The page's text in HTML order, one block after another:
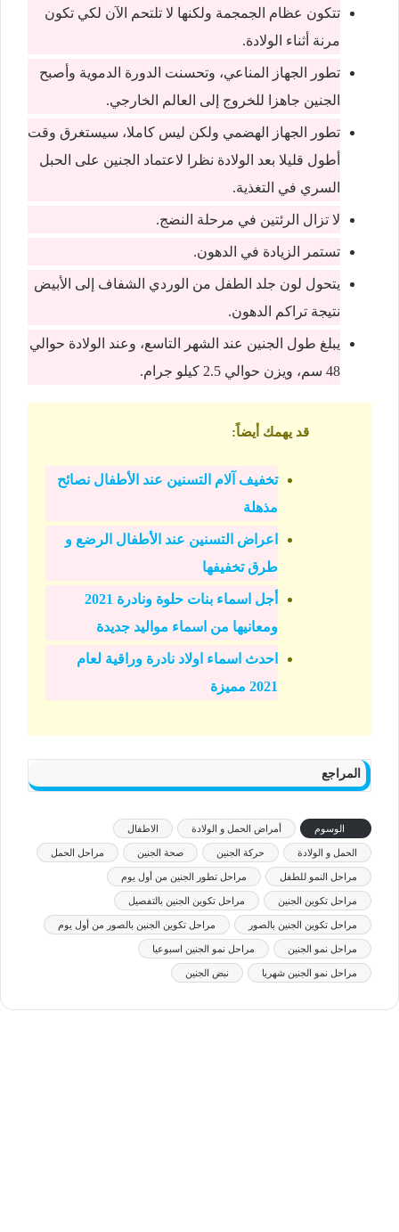
تتكون عظام الجمجمة ولكنها لا تلتحم الآن لكي تكون
مرنة أثناء الولادة.
تطور الجهاز المناعي، وتحسنت الدورة الدموية وأصبح
الجنين جاهزا للخروج إلى العالم الخارجي.
تطور الجهاز الهضمي ولكن ليس كاملا، سيستغرق وقت
أطول قليلا بعد الولادة نظرا لاعتماد الجنين على الحبل
السري في التغذية.
لا تزال الرئتين في مرحلة النضج.
تستمر الزيادة في الدهون.
يتحول لون جلد الطفل من الوردي الشفاف إلى الأبيض
نتيجة تراكم الدهون.
يبلغ طول الجنين عند الشهر التاسع، وعند الولادة حوالي
48 سم، ويزن حوالي 2.5 كيلو جرام.
قد يهمك أيضاً:
تخفيف آلام التسنين عند الأطفال نصائح
مذهلة
اعراض التسنين عند الأطفال الرضع و
طرق تخفيفها
أجل اسماء بنات حلوة ونادرة 2021
ومعانيها من اسماء مواليد جديدة
احدث اسماء اولاد نادرة وراقية لعام
2021 مميزة
المراجع
الوسوم أمراض الحمل و الولادة الاطفال
الحمل و الولادة حركة الجنين صحة الجنين مراحل الحمل
مراحل النمو للطفل مراحل تطور الجنين من أول يوم
مراحل تكوين الجنين مراحل تكوين الجنين بالتفصيل
مراحل تكوين الجنين بالصور مراحل تكوين الجنين بالصور من أول يوم
مراحل نمو الجنين مراحل نمو الجنين اسبوعيا
مراحل نمو الجنين شهريا نبض الجنين